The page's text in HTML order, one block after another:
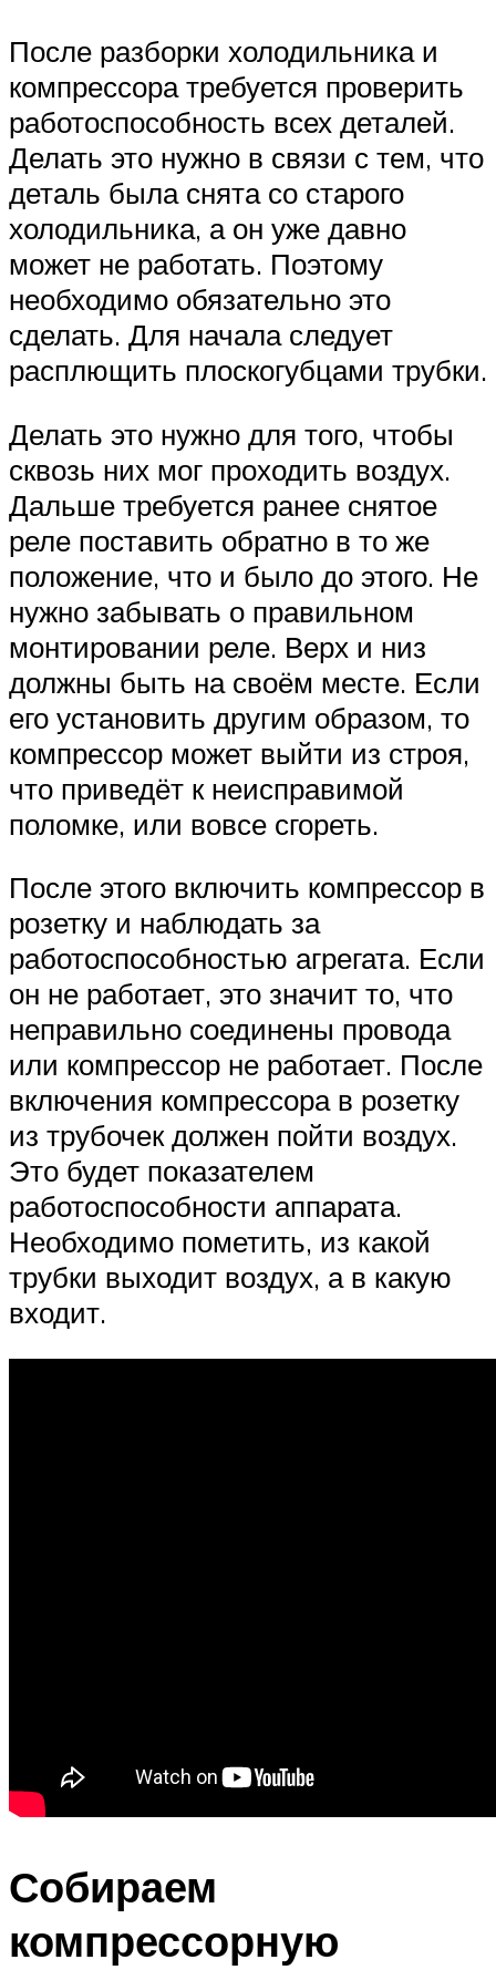
После разборки холодильника и
компрессора требуется проверить
работоспособность всех деталей.
Делать это нужно в связи с тем, что
деталь была снята со старого
холодильника, а он уже давно
может не работать. Поэтому
необходимо обязательно это
сделать. Для начала следует
расплющить плоскогубцами трубки.
Делать это нужно для того, чтобы
сквозь них мог проходить воздух.
Дальше требуется ранее снятое
реле поставить обратно в то же
положение, что и было до этого. Не
нужно забывать о правильном
монтировании реле. Верх и низ
должны быть на своём месте. Если
его установить другим образом, то
компрессор может выйти из строя,
что приведёт к неисправимой
поломке, или вовсе сгореть.
После этого включить компрессор в
розетку и наблюдать за
работоспособностью агрегата. Если
он не работает, это значит то, что
неправильно соединены провода
или компрессор не работает. После
включения компрессора в розетку
из трубочек должен пойти воздух.
Это будет показателем
работоспособности аппарата.
Необходимо пометить, из какой
трубки выходит воздух, а в какую
входит.
Собираем
компрессорную